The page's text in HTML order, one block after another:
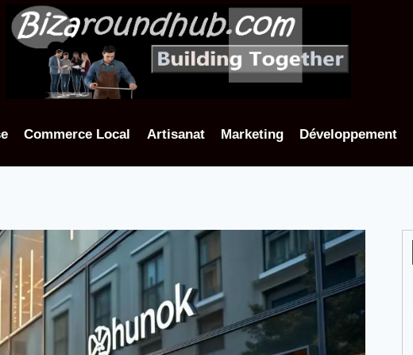
Commerce Local Artisanat Marketing Développement